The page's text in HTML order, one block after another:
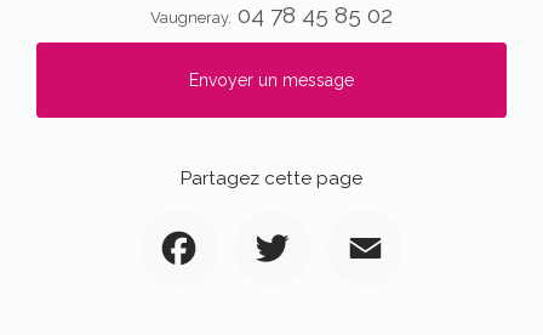
Vaugneray. 04 78 45 85 02
Envoyer un message
Partagez cette page